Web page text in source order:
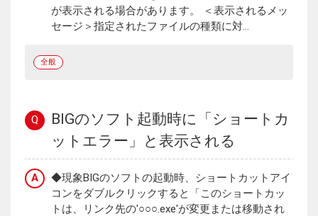
が表示される場合があります。 ＜表示されるメッ
セージ＞指定されたファイルの種類に対...
全般
Q
BIGのソフト起動時に「ショートカ
ットエラー」と表示される
A
◆現象BIGのソフトの起動時、ショートカットアイ
コンをダブルクリックすると「このショートカッ
トは、リンク先の'○○○.exe'が変更または移動され